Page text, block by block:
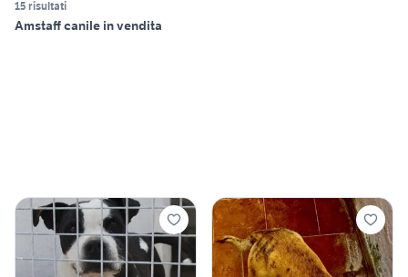
15 risultati
Amstaff canile in vendita